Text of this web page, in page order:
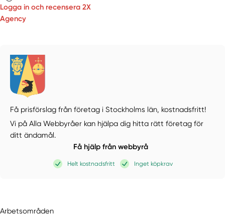
Logga in och recensera 2X
Agency
Få prisförslag från företag i Stockholms län, kostnadsfritt!
Vi på Alla Webbyråer kan hjälpa dig hitta rätt företag för
ditt ändamål.
Få hjälp från webbyrå
Helt kostnadsfritt Inget köpkrav
Arbetsområden